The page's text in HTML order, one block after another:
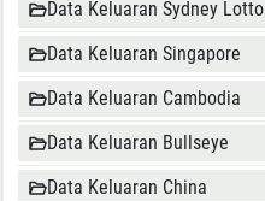
Data Keluaran Sydney Lotto
Data Keluaran Singapore
Data Keluaran Cambodia
Data Keluaran Bullseye
Data Keluaran China